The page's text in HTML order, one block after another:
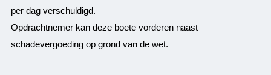
per dag verschuldigd.
Opdrachtnemer kan deze boete vorderen naast
schadevergoeding op grond van de wet.